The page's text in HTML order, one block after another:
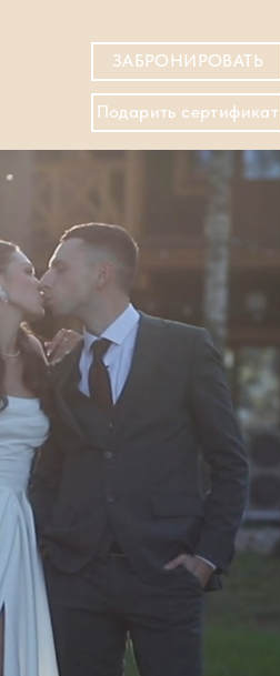
ЗАБРОНИРОВАТЬ
Подарить сертификат